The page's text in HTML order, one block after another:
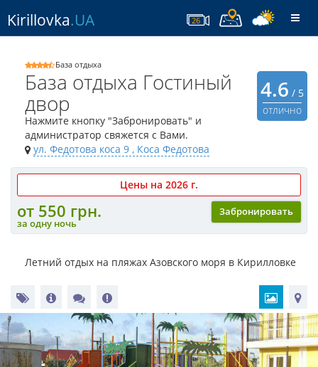
Kirillovka.UA 26
4.6 / 5
отлично
База отдыха
База отдыха Гостиный
двор
Нажмите кнопку "Забронировать" и
администратор свяжется с Вами.
ул. Федотова коса 9 , Коса Федотова
Цены на 2026 г.
Забронировать
от 550 грн.
за одну ночь
Летний отдых на пляжах Азовского моря в Кирилловке